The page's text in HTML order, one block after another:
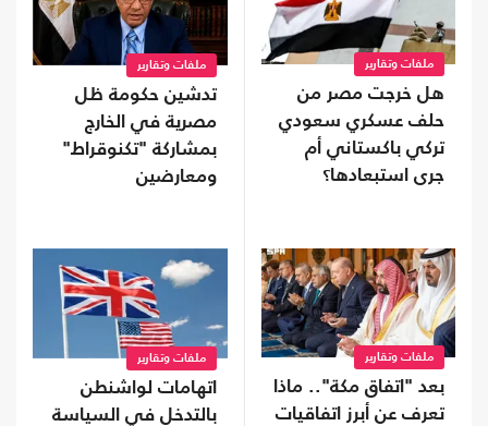
ملفات وتقارير
هل خرجت مصر من
حلف عسكري سعودي
تركي باكستاني أم
جرى استبعادها؟
ملفات وتقارير
تدشين حكومة ظل
مصرية في الخارج
بمشاركة "تكنوقراط"
ومعارضين
ملفات وتقارير
بعد "اتفاق مكة".. ماذا
تعرف عن أبرز اتفاقيات
ملفات وتقارير
اتهامات لواشنطن
بالتدخل في السياسة